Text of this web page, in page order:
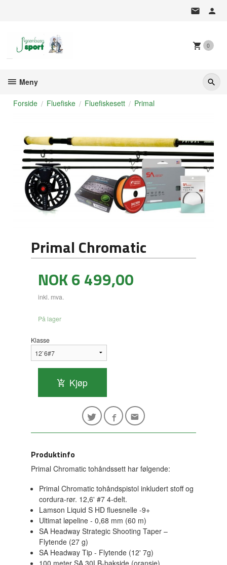
0
Meny
Forside Fluefiske Fluefiskesett Primal
Primal Chromatic
Pris
NOK6 499,00
inkl. mva.
På lager
Klasse
Kjøp
Produktinfo
Primal Chromatic tohåndssett har følgende:
Primal Chromatic tohåndspistol inkludert stoff og
cordura-rør. 12,6' #7 4-delt.
Lamson Liquid S HD fluesnelle -9+
Ultimat løpeline - 0,68 mm (60 m)
SA Headway Strategic Shooting Taper –
Flytende (27 g)
SA Headway Tip - Flytende (12' 7g)
100 meter SA 30LB-bakside (oransje)